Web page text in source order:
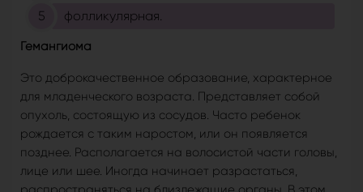
фолликулярная.
Гемангиома
Это доброкачественное образование, характерное
для младенческого возраста. Представляет собой
опухоль, состоящую из сосудов. Часто ребенок
рождается с таким наростом, или он появляется
позднее. Располагается на волосистой части головы,
лице или шее. Иногда начинает разрастаться,